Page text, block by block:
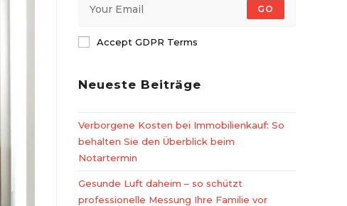
GO
Accept GDPR Terms
Neueste Beiträge
Verborgene Kosten bei Immobilienkauf: So
behalten Sie den Überblick beim
Notartermin
Gesunde Luft daheim – so schützt
professionelle Messung Ihre Familie vor